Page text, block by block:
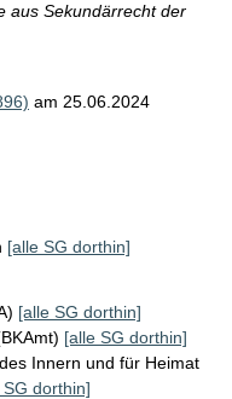
aus Sekundärrecht der
am 25.06.2024
[alle SG dorthin]
[alle SG dorthin]
[alle SG dorthin]
Innern und für Heimat
SG dorthin]